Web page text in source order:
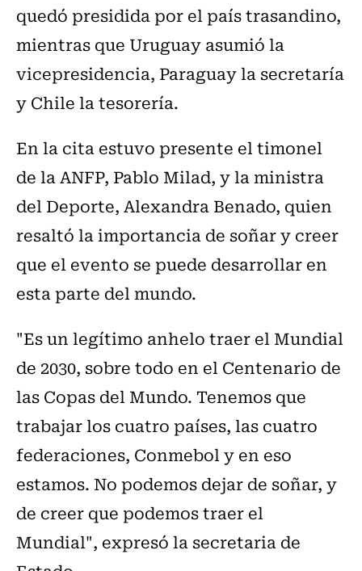
quedó presidida por el país trasandino,
mientras que Uruguay asumió la
vicepresidencia, Paraguay la secretaría
y Chile la tesorería.
En la cita estuvo presente el timonel
de la ANFP, Pablo Milad, y la ministra
del Deporte, Alexandra Benado, quien
resaltó la importancia de soñar y creer
que el evento se puede desarrollar en
esta parte del mundo.
"Es un legítimo anhelo traer el Mundial
de 2030, sobre todo en el Centenario de
las Copas del Mundo. Tenemos que
trabajar los cuatro países, las cuatro
federaciones, Conmebol y en eso
estamos. No podemos dejar de soñar, y
de creer que podemos traer el
Mundial", expresó la secretaria de